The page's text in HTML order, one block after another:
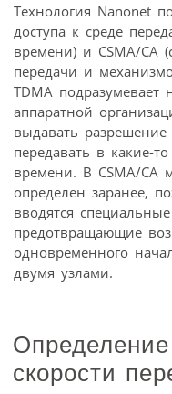
Технология Nanonet
доступа к среде
времени) и CSMA/CA
передачи и
TDMA подразумевает
аппаратной
выдавать
передавать в какие-
времени. В CSMA/CA
определен заранее,
вводятся
предотвращающие
одновременного
двумя узлами.
скорости